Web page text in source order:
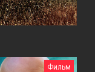
Фильм